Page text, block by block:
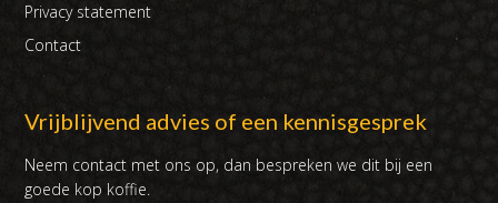
Privacy statement
Contact
Vrijblijvend advies of een kennisgesprek
Neem contact met ons op, dan bespreken we dit bij een
goede kop koffie.